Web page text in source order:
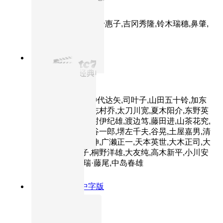
主演：高仓健,倍赏千惠子,吉冈秀隆,铃木瑞穗,鼻肇,
1961正片
主演：三船敏郎,仲代达矢,司叶子,山田五十铃,加东
大介,河津清三郎,志村乔,太刀川宽,夏木阳介,东野英
治郎,藤原釜足,泽村伊纪雄,渡边笃,藤田进,山茶花究,
西村晃,加藤武,中谷一郎,堺左千夫,谷晃,土屋嘉男,清
水元,佐田丰,大友伸,广濑正一,天本英世,大木正司,大
村千吉,本间文子,桐野洋雄,大友纯,高木新平,小川安
三,熊谷卓三,杰瑞·藤尾,中岛春雄
HD中字版